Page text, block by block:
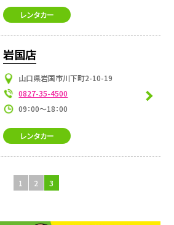
レンタカー
岩国店
山口県岩国市川下町2-10-19
0827-35-4500
09：00～18：00
レンタカー
1 2 3